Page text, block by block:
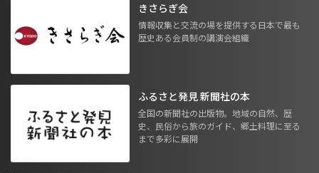
きさらぎ会
情報収集と交流の場を提供する日本で最も
歴史ある会員制の講演会組織
ふるさと発見 新聞社の本
全国の新聞社の出版物。地域の自然、歴
史、民俗から旅のガイド、郷土料理に至る
まで多彩に展開